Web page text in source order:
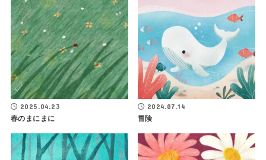
2025.04.23
春のまにまに
2024.07.14
冒険